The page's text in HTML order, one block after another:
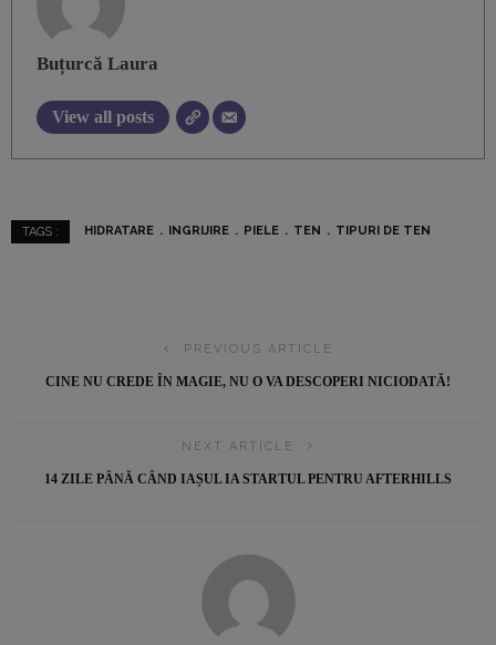
Buțurcă Laura
View all posts
TAGS : HIDRATARE INGRIJIRE PIELE TEN TIPURI DE TEN
PREVIOUS ARTICLE
CINE NU CREDE ÎN MAGIE, NU O VA DESCOPERI NICIODATĂ!
NEXT ARTICLE
14 ZILE PÂNĂ CÂND IAȘUL IA STARTUL PENTRU AFTERHILLS